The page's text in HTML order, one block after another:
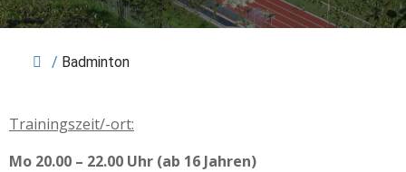
/ Badminton
Trainingszeit/-ort:
Mo 20.00 – 22.00 Uhr (ab 16 Jahren)